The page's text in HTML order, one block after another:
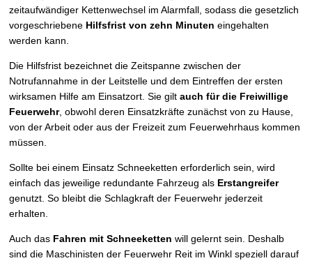
zeitaufwändiger Kettenwechsel im Alarmfall, sodass die gesetzlich
vorgeschriebene Hilfsfrist von zehn Minuten eingehalten
werden kann.
Die Hilfsfrist bezeichnet die Zeitspanne zwischen der
Notrufannahme in der Leitstelle und dem Eintreffen der ersten
wirksamen Hilfe am Einsatzort. Sie giltauch für die Freiwillige
Feuerwehr, obwohl deren Einsatzkräfte zunächst von zu Hause,
von der Arbeit oder aus der Freizeit zum Feuerwehrhaus kommen
müssen.
Sollte bei einem Einsatz Schneeketten erforderlich sein, wird
einfach das jeweilige redundante Fahrzeug als Erstangreifer
genutzt. So bleibt die Schlagkraft der Feuerwehr jederzeit
erhalten.
Auch das Fahren mit Schneeketten will gelernt sein. Deshalb
sind die Maschinisten der Feuerwehr Reit im Winkl speziell darauf